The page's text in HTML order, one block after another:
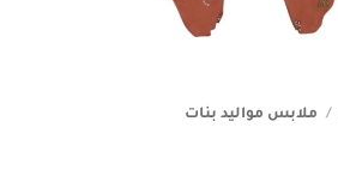
/ ملابس مواليد بنات